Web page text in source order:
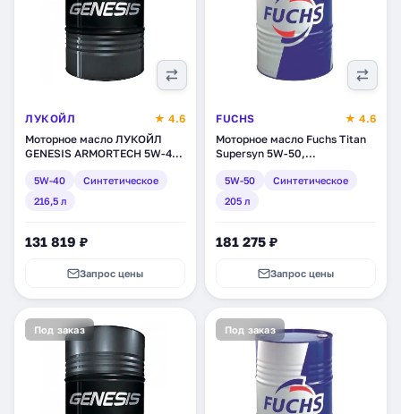
ЛУКОЙЛ
★ 4.6
Моторное масло ЛУКОЙЛ
GENESIS ARMORTECH 5W-40,
(1539431)
5W-40
Синтетическое
216,5 л
131 819 ₽
Запрос цены
FUCHS
★ 4.6
Моторное масло Fuchs Titan
Supersyn 5W-50,
(600641467)
5W-50
Синтетическое
205 л
181 275 ₽
Запрос цены
Под заказ Под заказ